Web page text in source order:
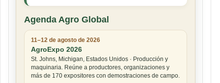
Agenda Agro Global
11–12 de agosto de 2026
AgroExpo 2026
St. Johns, Michigan, Estados Unidos · Producción y
maquinaria. Reúne a productores, organizaciones y
más de 170 expositores con demostraciones de campo.